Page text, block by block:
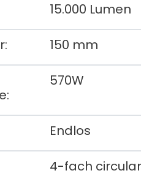
15.000 Lumen
150 mm
570W
Endlos
4-fach circular